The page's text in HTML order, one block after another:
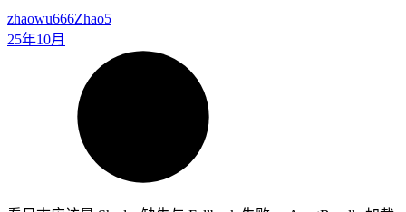
zhaowu666Zhao5
25年10月